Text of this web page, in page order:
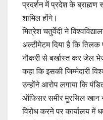
प्रदर्शन में प्रदेश के
शामिल होंगे।
मित्रेश चतुर्वेदी ने
अल्टीमेटम दिया है कि तिलक
नौकरी से बर्खास्त कर जेल
कहा कि इसकी जिम्मेदारी
उन्होंने आरोप लगाया कि
ऑफिसर समीर मुरसिल खान
विरोध करने पर कार्यालय